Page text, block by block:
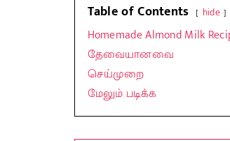
Table of Contents hide
Homemade Almond Milk
தேவையானவை
செய்முறை
மேலும் படிக்க